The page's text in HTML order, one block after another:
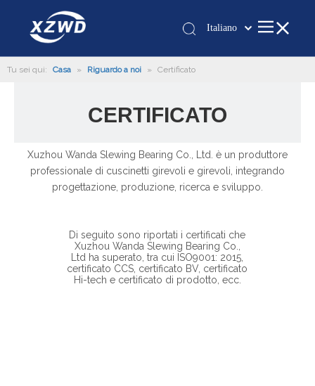
Italiano
Tiếng Việt
日本語
Deutsch
Português
Pусский
Français
العربية
Tu sei qui: Casa » Riguardo a noi » Certificato
CERTIFICATO
Xuzhou Wanda Slewing Bearing Co., Ltd. è un produttore
professionale di cuscinetti girevoli e girevoli, integrando
progettazione, produzione, ricerca e sviluppo.
Di seguito sono riportati i certificati che
Xuzhou Wanda Slewing Bearing Co.,
Ltd ha superato, tra cui ISO9001: 2015,
certificato CCS, certificato BV, certificato
Hi-tech e certificato di prodotto, ecc.